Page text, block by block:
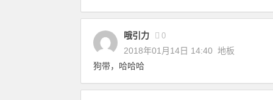
哦引力 0
2018年01月14日 14:40 地板
狗带，哈哈哈